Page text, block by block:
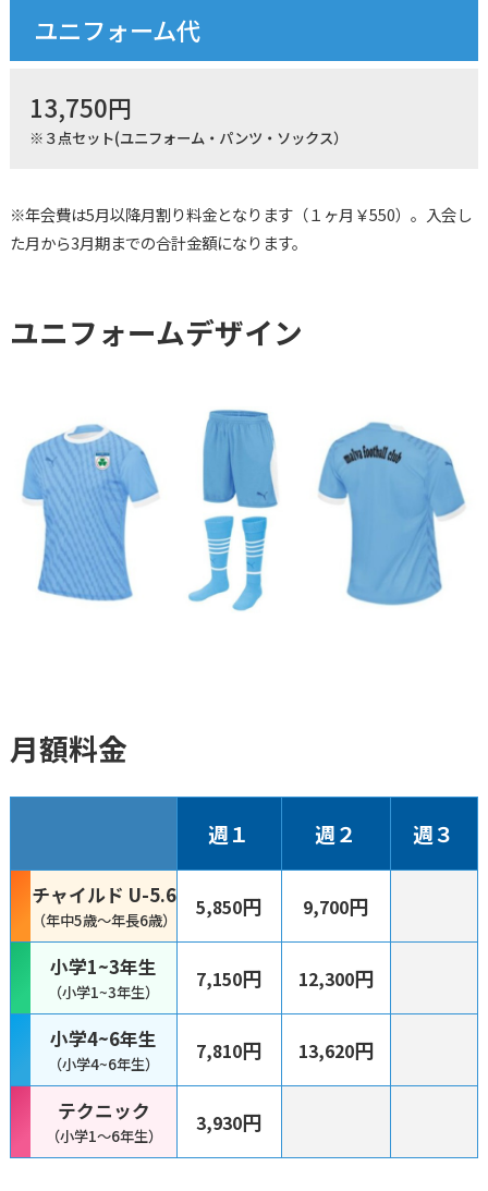
ユニフォーム代
13,750円
※３点セット(ユニフォーム・パンツ・ソックス）
※年会費は5月以降月割り料金となります（１ヶ月￥550）。入会し
た月から3月期までの合計金額になります。
ユニフォームデザイン
月額料金
週１ 週２ 週３
チャイルド U-5.6
（年中5歳〜年長6歳）
5,850円 9,700円
小学1~3年生
（小学1~3年生）
7,150円 12,300円
小学4~6年生
（小学4~6年生）
7,810円 13,620円
テクニック
（小学1〜6年生）
3,930円